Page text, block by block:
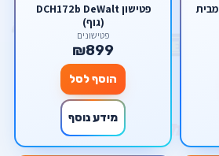
פטישון 28 מ''מ 1200W מבית
פטישון DCH172b DeWalt
(גוף)
פטישונים
₪899
הוסף לסל
מידע נוסף